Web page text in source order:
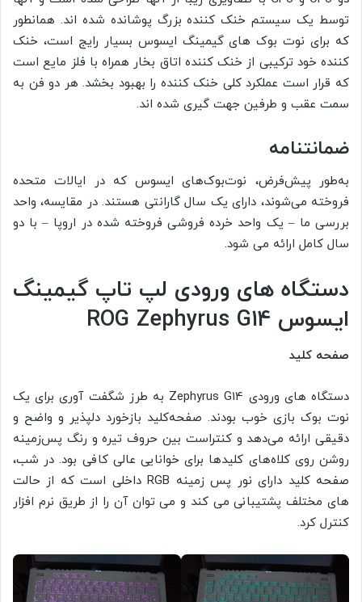
توسط یک سیستم خنک کننده بزرگ پوشانده شده اند. همانطور
که برای نوت بوک های گیمینگ ایسوس بسیار رایج است، خنک
کننده خود ترکیبی از خنک کننده اتاق بخار همراه با فلز مایع است
که قرار است عملکرد کلی خنک کننده را بهبود بخشد. هر دو فن به
سمت عقب و طرفین جهت گیری شده اند.
ضمانتنامه
به‌طور پیش‌فرض، نوت‌بوک‌های ایسوس که در ایالات متحده
فروخته می‌شوند، دارای یک سال گارانتی هستند. در مقایسه، واحد
بررسی ما – یک واحد خرده فروشی فروخته شده در اروپا – با دو
سال کامل ارائه می شود.
دستگاه های ورودی لپ تاپ گیمینگ
ایسوس ROG Zephyrus G14
صفحه کلید
دستگاه های ورودی Zephyrus G14 به طرز شگفت آوری برای یک
نوت بوک بازی خوب بودند. صفحه‌کلید بازخورد دلپذیر و واضح و
دقیقی ارائه می‌دهد و کنتراست بین حروف تیره و رنگ پس‌زمینه
روشن روی کلاه‌های کلیدها برای خوانایی عالی کافی بود. در شب،
صفحه کلید دارای نور پس زمینه RGB داخلی است که از حالت
های مختلف پشتیبانی می کند و می توان آن را از طریق نرم افزار
کنترل کرد.